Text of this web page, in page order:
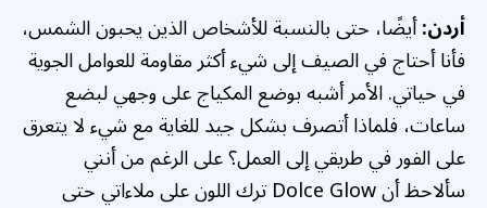
أردن:أيضًا، حتى بالنسبة للأشخاص الذين يحبون الشمس،
فأنا أحتاج في الصيف إلى شيء أكثر مقاومة للعوامل الجوية
في حياتي. الأمر أشبه بوضع المكياج على وجهي لبضع
ساعات، فلماذا أتصرف بشكل جيد للغاية مع شيء لا يتعرق
على الفور في طريقي إلى العمل؟ على الرغم من أنني
سألاحظ أن Dolce Glow ترك اللون على ملاءاتي حتى